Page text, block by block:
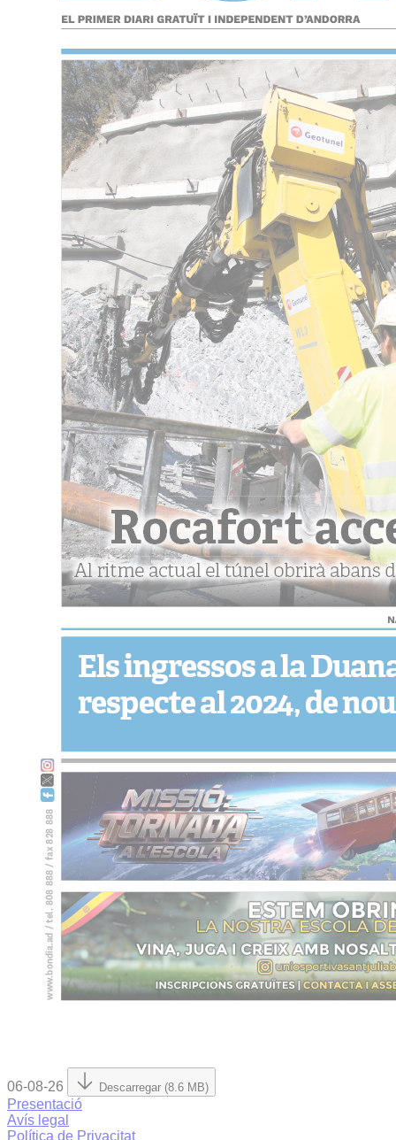
06-08-26 Descarregar (8.6 MB)
Presentació
Avís legal
Política de Privacitat